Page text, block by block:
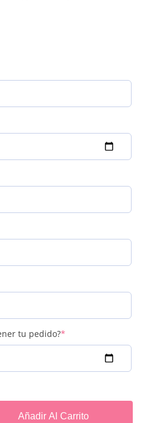
tu pedido?*(required)
Añadir Al Carrito